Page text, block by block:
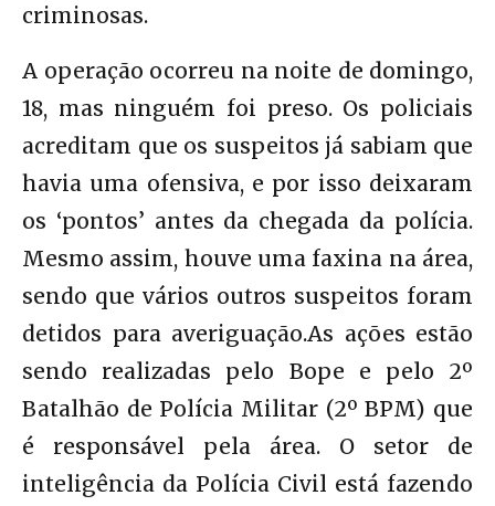
criminosas.
A operação ocorreu na noite de domingo,
18, mas ninguém foi preso. Os policiais
acreditam que os suspeitos já sabiam que
havia uma ofensiva, e por isso deixaram
os ‘pontos’ antes da chegada da polícia.
Mesmo assim, houve uma faxina na área,
sendo que vários outros suspeitos foram
detidos para averiguação.As ações estão
sendo realizadas pelo Bope e pelo 2º
Batalhão de Polícia Militar (2º BPM) que
é responsável pela área. O setor de
inteligência da Polícia Civil está fazendo